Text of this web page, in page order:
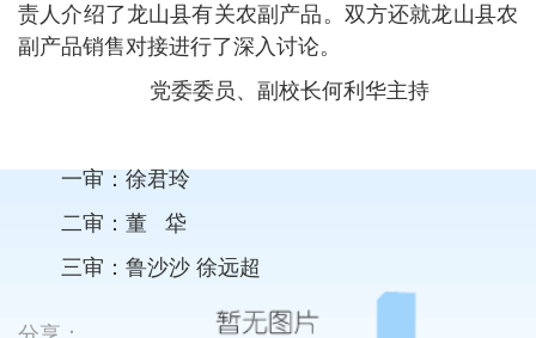
责人介绍了龙山县有关农副产品。双方还就龙山县农
副产品销售对接进行了深入讨论。
党委委员、副校长何利华主持
一审：徐君玲
二审：董 牮
三审：鲁沙沙 徐远超